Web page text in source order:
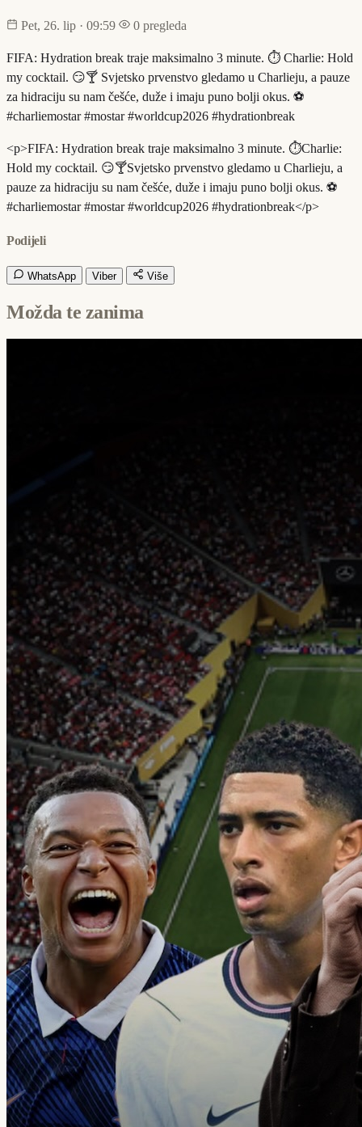
Pet, 26. lip · 09:59 0 pregleda
FIFA: Hydration break traje maksimalno 3 minute. ⏱️ Charlie: Hold
my cocktail. 😏🍸 Svjetsko prvenstvo gledamo u Charlieju, a pauze
za hidraciju su nam češće, duže i imaju puno bolji okus. ⚽️
#charliemostar #mostar #worldcup2026 #hydrationbreak
<p>FIFA: Hydration break traje maksimalno 3 minute. ⏱️Charlie:
Hold my cocktail. 😏🍸Svjetsko prvenstvo gledamo u Charlieju, a
pauze za hidraciju su nam češće, duže i imaju puno bolji okus. ⚽️
#charliemostar #mostar #worldcup2026 #hydrationbreak</p>
Podijeli
WhatsApp Viber Više
Možda te zanima